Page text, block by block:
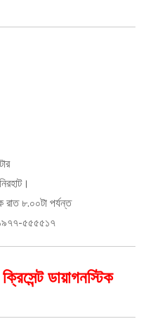
রাত ৮.০০টা পর্যন্ত
৫৫৫৫১৭
ডায়াগনস্টিক